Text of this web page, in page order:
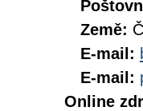
Země:
E-mail:
E-mail:
Online